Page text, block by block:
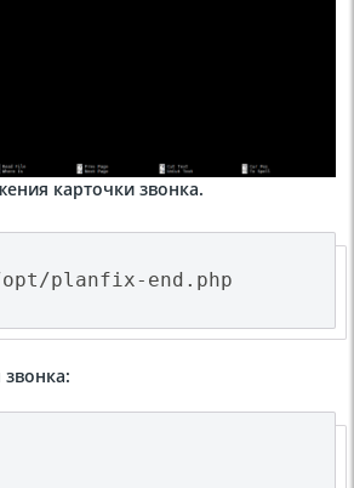
карточки звонка.
planfix-end.php